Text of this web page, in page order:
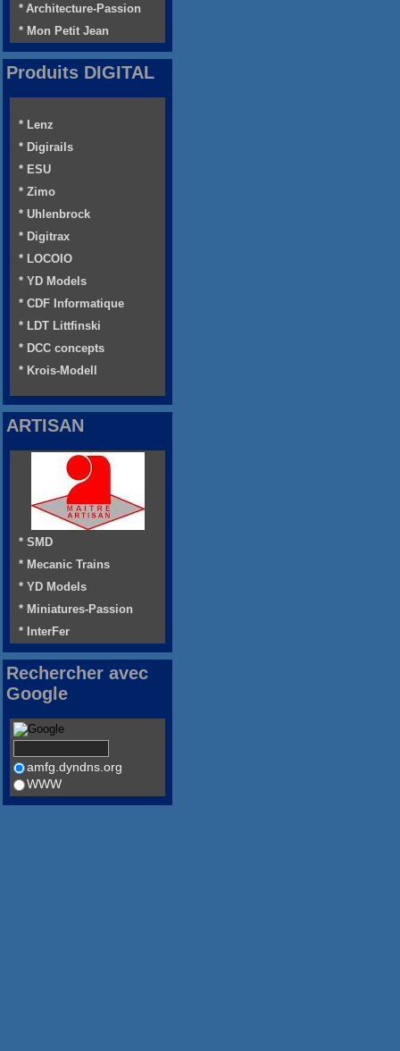
* Architecture-Passion
* Mon Petit Jean
Produits DIGITAL
* Lenz
* Digirails
* ESU
* Zimo
* Uhlenbrock
* Digitrax
* LOCOIO
* YD Models
* CDF Informatique
* LDT Littfinski
* DCC concepts
* Krois-Modell
ARTISAN
* SMD
* Mecanic Trains
* YD Models
* Miniatures-Passion
* InterFer
Rechercher avec
Google
amfg.dyndns.org
WWW